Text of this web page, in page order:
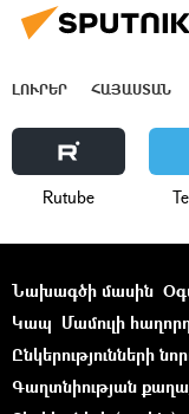
ԼՈՒՐԵՐ ՀԱՅԱՍՏԱՆ
Rutube
Նախագծի մասին
Կապ Մամուլի
Ընկերությունների
Գաղտնիության